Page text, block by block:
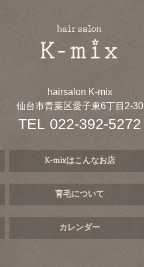
hairsalon K-mix
仙台市青葉区愛子東6丁目2-30
TEL 022-392-5272
K-mixはこんなお店
育毛について
カレンダー